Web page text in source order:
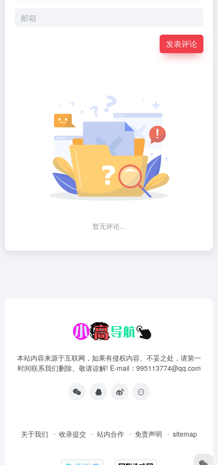
发表评论
暂无评论...
本站内容来源于互联网，如果有侵权内容、不妥之处，请第一
时间联系我们删除。敬请谅解! E-mail：995113774@qq.com
关于我们 收录提交 站内合作 免责声明 sitemap